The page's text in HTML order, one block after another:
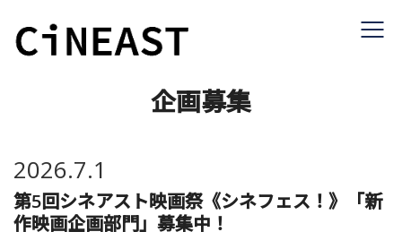
企画募集
2026.7.1
第5回シネアスト映画祭《シネフェス！》
「新
作映画企画部門」募集中！